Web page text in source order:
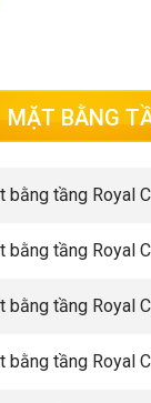
MẶT BẰNG
bằng tầng Royal
bằng tầng Royal
bằng tầng Royal
bằng tầng Royal